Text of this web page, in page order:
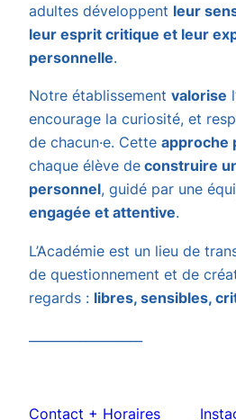
adultes développent leur
leur esprit critique et leur ex
personnelle.
Notre établissement valorise
encourage la curiosité, et
de chacun·e. Cette approche
chaque élève de construire
personnel, guidé par une
engagée et attentive.
L’Académie est un lieu de
de questionnement et de
regards : libres, sensibles,
Contact + Horaires